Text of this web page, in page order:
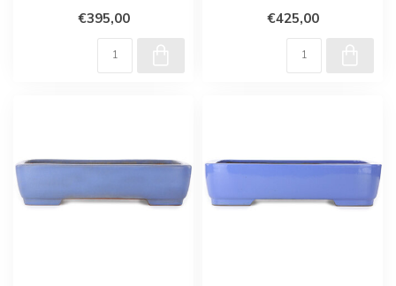
€395,00 €425,00